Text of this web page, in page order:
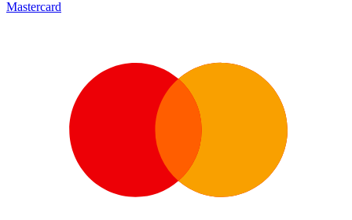
Mastercard